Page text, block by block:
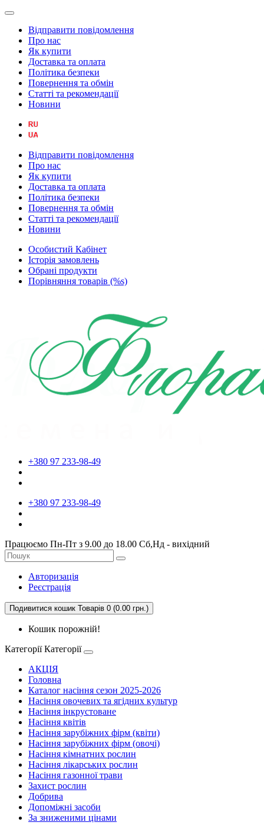
Відправити повідомлення
Про нас
Як купити
Доставка та оплата
Політика безпеки
Повернення та обмін
Статті та рекомендації
Новини
Відправити повідомлення
Про нас
Як купити
Доставка та оплата
Політика безпеки
Повернення та обмін
Статті та рекомендації
Новини
Особистий Кабінет
Історія замовлень
Обрані продукти
Порівняння товарів (%s)
+380 97 233-98-49
+380 97 233-98-49
Працюємо Пн-Пт з 9.00 до 18.00 Сб,Нд - вихідний
Авторизація
Реєстрація
Подивитися кошик Товарів 0 (0.00 грн.)
Кошик порожній!
Категорії Категорії
АКЦІЯ
Головна
Каталог насіння сезон 2025-2026
Насіння овочевих та ягідних культур
Насіння інкрустоване
Насіння квітів
Насіння зарубіжних фірм (квіти)
Насіння зарубіжних фірм (овочі)
Насіння кімнатних рослин
Насіння лікарських рослин
Насіння газонної трави
Захист рослин
Добрива
Допоміжні засоби
За зниженими цінами